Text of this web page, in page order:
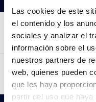
Las cookies de este
el contenido y los
sociales y analizar el
información sobre el
nuestros partners de
web, quienes pueden
que les haya
partir del uso que